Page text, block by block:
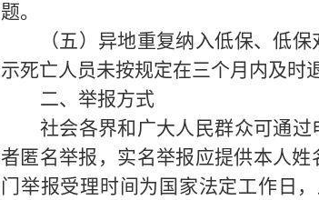
题。
（五）异地重复纳入低保、低
示死亡人员未按规定在三个月内及时
二、举报方式
社会各界和广大人民群众可通
者匿名举报，实名举报应提供本人
门举报受理时间为国家法定工作日